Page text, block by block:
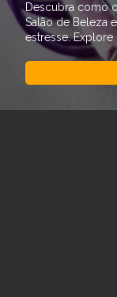
Descubra como
Salão de Beleza
estresse.